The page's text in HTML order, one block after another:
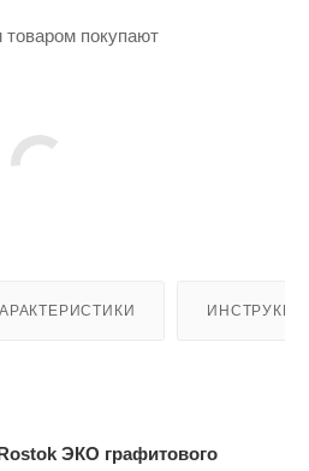
товаром покупают
ЭКО графитового